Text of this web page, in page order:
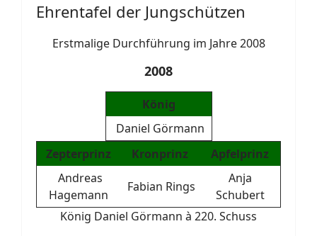
Ehrentafel der Jungschützen
Erstmalige Durchführung im Jahre 2008
2008
König
Daniel Görmann
Zepterprinz
Kronprinz
Apfelprinz
Andreas
Hagemann
Fabian Rings
Anja
Schubert
König Daniel Görmann à 220. Schuss